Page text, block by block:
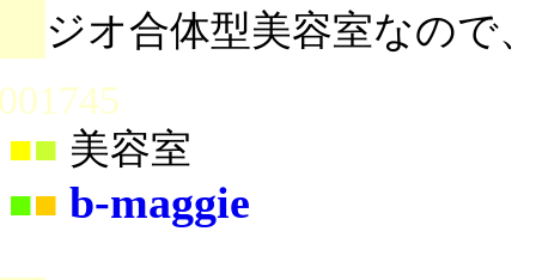
ジオ合体型美容室なので
■ 美容室
■■ b-maggie